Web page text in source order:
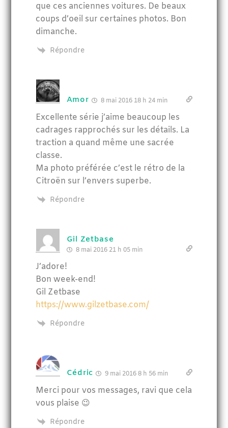
que ces anciennes voitures. De beaux
coups d’oeil sur certaines photos. Bon
dimanche.
Répondre
Amor 8 mai 2016 18 h 24 min
Excellente série j’aime beaucoup les
cadrages rapprochés sur les détails. La
traction a quand même une sacrée
classe.
Ma photo préférée c’est le rétro de la
Citroën sur l’envers superbe.
Répondre
Gil Zetbase
8 mai 2016 21 h 05 min
J’adore!
Bon week-end!
Gil Zetbase
https://www.gilzetbase.com/
Répondre
Cédric 9 mai 2016 8 h 56 min
Merci pour vos messages, ravi que cela
vous plaise 😉
Répondre